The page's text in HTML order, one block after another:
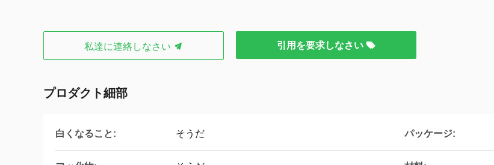
私達に連絡しなさい 引用を要求しなさい
プロダクト細部
白くなること: そうだ パッケージ: